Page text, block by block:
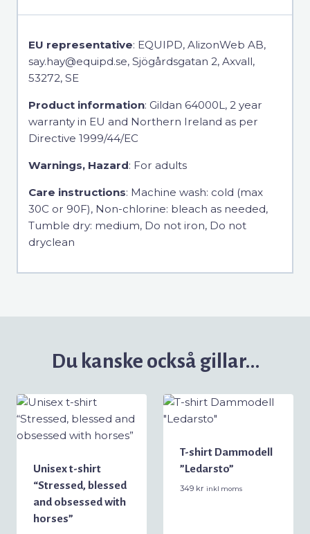
EU representative: EQUIPD, AlizonWeb AB,
say.hay@equipd.se, Sjögårdsgatan 2, Axvall,
53272, SE
Product information: Gildan 64000L, 2 year
warranty in EU and Northern Ireland as per
Directive 1999/44/EC
Warnings, Hazard: For adults
Care instructions: Machine wash: cold (max
30C or 90F), Non-chlorine: bleach as needed,
Tumble dry: medium, Do not iron, Do not
dryclean
Du kanske också gillar…
Unisex t-shirt
“Stressed, blessed
and obsessed with
horses”
T-shirt Dammodell
”Ledarsto”
349 kr inkl moms